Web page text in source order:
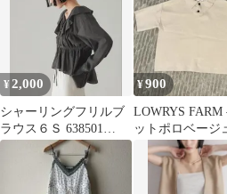
¥2,000
シャーリングフリルブ
ラウス６Ｓ 638501
LOWRYS FARM
¥900
LOWRYS FARM
ットポロベージ